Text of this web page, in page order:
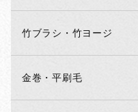
竹ブラシ・竹ヨージ
金巻・平刷毛